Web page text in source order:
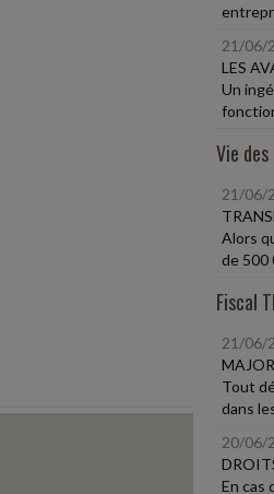
21/06/
LES
Un
Vie
21/06/
Alors
de 500
Fiscal
21/06/
Tout
dans
20/06/
En cas